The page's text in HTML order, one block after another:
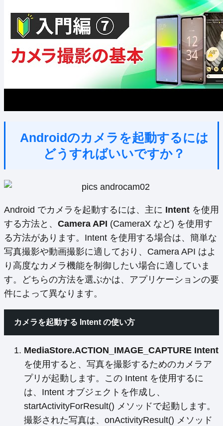
Androidのカメラを起動するには
どうすればいいですか？
Android でカメラを起動するには、主に Intent を使用
する方法と、 Camera API (CameraX など) を使用す
る方法があります。Intent を使用する場合は、簡単な
写真撮影や動画撮影に適しており、Camera API はよ
り高度なカメラ機能を制御したい場合に適していま
す。どちらの方法を選ぶかは、アプリケーションの要
件によって異なります。
カメラを起動する Intent の使い方
MediaStore.ACTION_IMAGE_CAPTURE Intent
を使用すると、写真を撮影するためのカメラア
プリが起動します。この Intent を使用するに
は、Intent オブジェクトを作成し、
startActivityForResult() メソッドで起動します。
撮影された写真は、onActivityResult() メソッド